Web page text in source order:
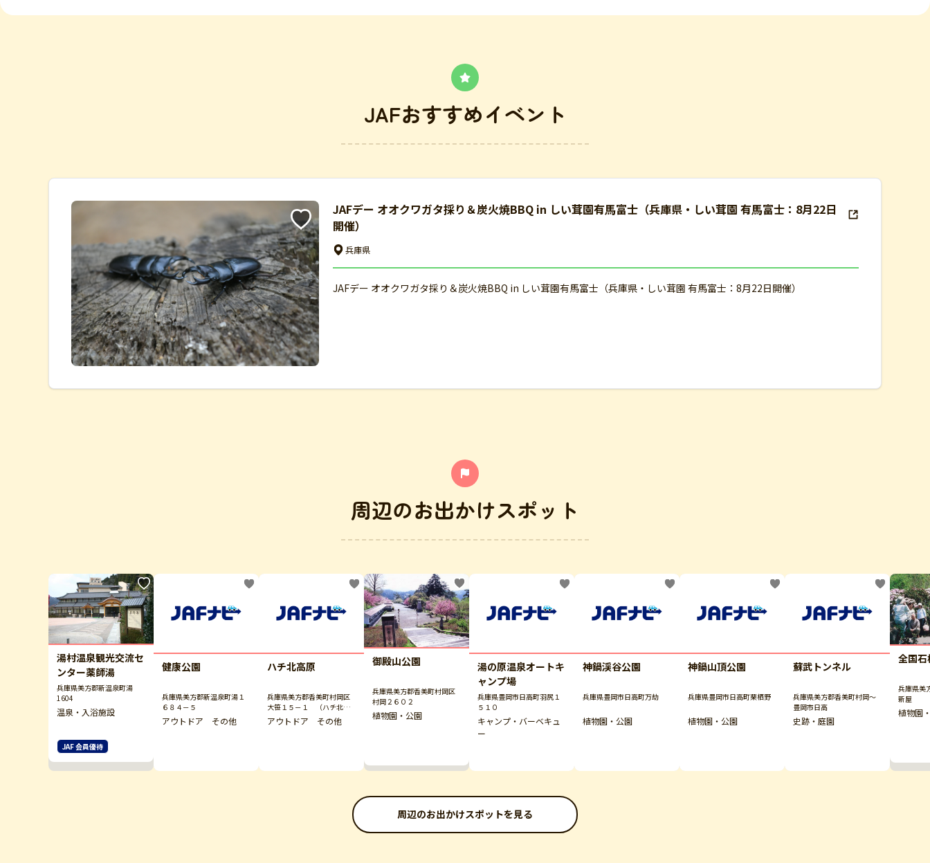
JAFおすすめイベント
JAFデー オオクワガタ採り＆炭火焼BBQ in しい茸園有馬富士（兵庫県・しい茸園 有馬富士：8月22日
開催）
兵庫県
JAFデー オオクワガタ採り＆炭火焼BBQ in しい茸園有馬富士（兵庫県・しい茸園 有馬富士：8月22日開催）
周辺のお出かけスポット
湯村温泉観光交流セ
ンター薬師湯
兵庫県美方郡新温泉町湯
1604
温泉・入浴施設
JAF 会員優待
健康公園
兵庫県美方郡新温泉町湯１
６８４－５
アウトドア その他
ハチ北高原
兵庫県美方郡香美町村岡区
大笹１５－１ （ハチ北観
光協会）
アウトドア その他
御殿山公園
兵庫県美方郡香美町村岡区
村岡２６０２
植物園・公園
湯の原温泉オートキ
ャンプ場
兵庫県豊岡市日高町羽尻１
５１０
キャンプ・バーベキュ
ー
神鍋渓谷公園
兵庫県豊岡市日高町万劫
植物園・公園
神鍋山頂公園
兵庫県豊岡市日高町栗栖野
植物園・公園
蘇武トンネル
兵庫県美方郡香美町村岡～
豊岡市日高
史跡・庭園
全国
兵庫県美
新屋
植物園
周辺のお出かけスポットを見る